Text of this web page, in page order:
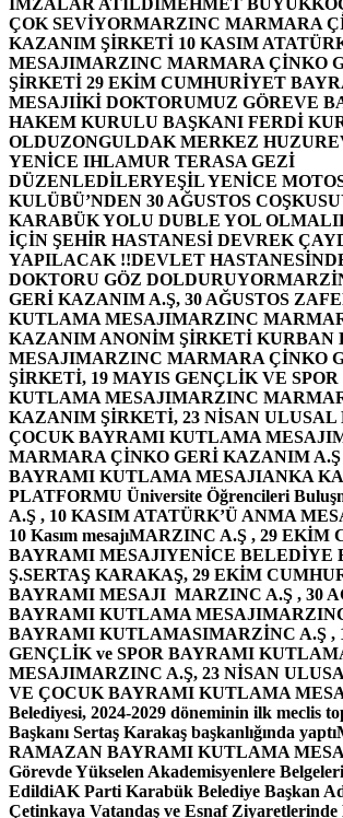
ÇOK SEVİYORMARZINC MARMARA
KAZANIM ŞİRKETİ 10 KASIM
MESAJIMARZINC MARMARA ÇİNKO
ŞİRKETİ 29 EKİM CUMHURİYET
MESAJIİKİ DOKTORUMUZ GÖREVE
HAKEM KURULU BAŞKANI FERDİ
OLDUZONGULDAK MERKEZ
YENİCE IHLAMUR TERASA GEZİ
DÜZENLEDİLERYEŞİL YENİCE
KULÜBÜ’NDEN 30 AĞUSTOS COŞKUSU
KARABÜK YOLU DUBLE YOL
İÇİN ŞEHİR HASTANESİ DEVREK
YAPILACAK !!DEVLET
DOKTORU GÖZ DOLDURUYOR
GERİ KAZANIM A.Ş, 30 AĞUSTOS
KUTLAMA MESAJIMARZINC
KAZANIM ANONİM ŞİRKETİ KURBAN
MESAJIMARZINC MARMARA ÇİNKO
ŞİRKETİ, 19 MAYIS GENÇLİK VE
KUTLAMA MESAJIMARZINC
KAZANIM ŞİRKETİ, 23 NİSAN
ÇOCUK BAYRAMI KUTLAMA MESAJI
MARMARA ÇİNKO GERİ KAZANIM
BAYRAMI KUTLAMA MESAJIANKA
PLATFORMU Üniversite Öğrencileri
A.Ş , 10 KASIM ATATÜRK’Ü ANMA
10 Kasım mesajıMARZINC A.Ş , 29 EKİM
BAYRAMI MESAJIYENİCE BELEDİYE
Ş.SERTAŞ KARAKAŞ, 29 EKİM
BAYRAMI MESAJI MARZINC A.Ş , 30
BAYRAMI KUTLAMA MESAJI
BAYRAMI KUTLAMASIMARZİNC A.Ş ,
GENÇLİK ve SPOR BAYRAMI
MESAJIMARZINC A.Ş, 23 NİSAN
VE ÇOCUK BAYRAMI KUTLAMA
Belediyesi, 2024-2029 döneminin ilk meclis
Başkanı Sertaş Karakaş başkanlığında yaptı
RAMAZAN BAYRAMI KUTLAMA
Görevde Yükselen Akademisyenlere
EdildiAK Parti Karabük Belediye Başkan
Çetinkaya Vatandaş ve Esnaf